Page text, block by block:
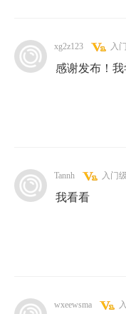
xg2z123 入
感谢发布！
Tannh 入门
我看看
wxeewsma